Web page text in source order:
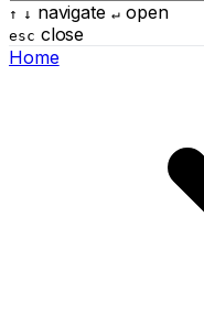
↑ ↓ navigate ↵open
esc close
Home